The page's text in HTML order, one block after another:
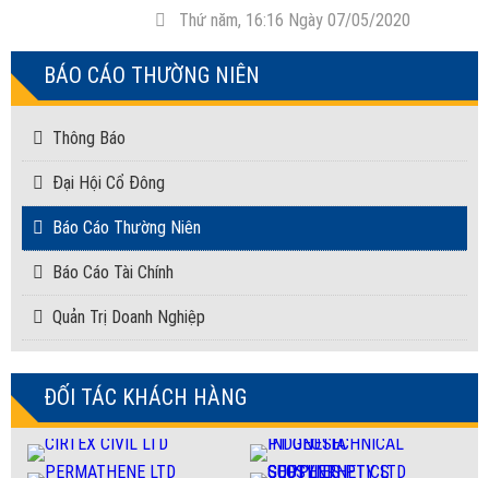
BÁO CÁO THƯỜNG NIÊN
Thông Báo
Đại Hội Cổ Đông
Báo Cáo Thường Niên
Báo Cáo Tài Chính
Quản Trị Doanh Nghiệp
ĐỐI TÁC KHÁCH HÀNG
Thứ năm, 16:16 Ngày 07/05/2020